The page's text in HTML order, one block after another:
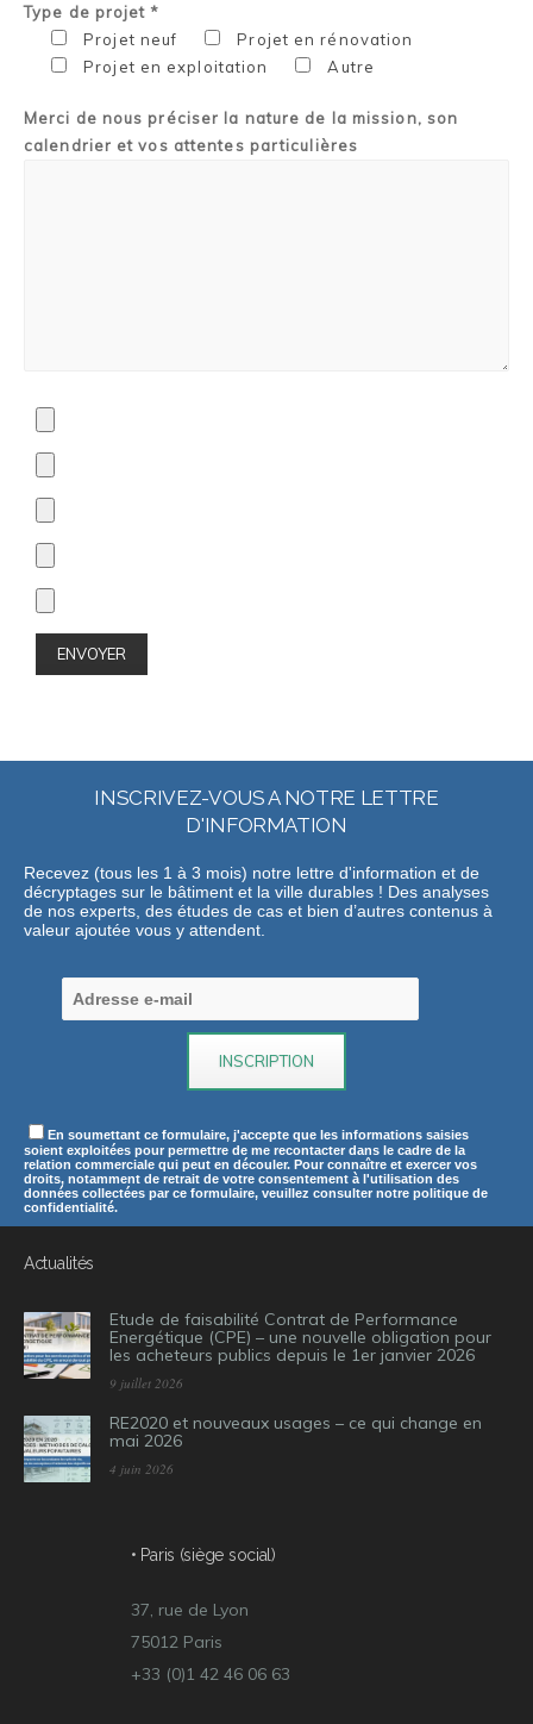
Type de projet *
Projet neuf
Projet en rénovation
Projet en exploitation
Autre
Merci de nous préciser la nature de la mission, son
calendrier et vos attentes particulières
INSCRIVEZ-VOUS A NOTRE LETTRE
D'INFORMATION
Recevez (tous les 1 à 3 mois) notre lettre d'information et de
décryptages sur le bâtiment et la ville durables ! Des analyses
de nos experts, des études de cas et bien d’autres contenus à
valeur ajoutée vous y attendent.
En soumettant ce formulaire, j'accepte que les informations saisies
soient exploitées pour permettre de me recontacter dans le cadre de la
relation commerciale qui peut en découler. Pour connaître et exercer vos
droits, notamment de retrait de votre consentement à l'utilisation des
données collectées par ce formulaire, veuillez consulter notre politique de
confidentialité.
Actualités
Etude de faisabilité Contrat de Performance
Energétique (CPE) – une nouvelle obligation pour
les acheteurs publics depuis le 1er janvier 2026
9 juillet 2026
RE2020 et nouveaux usages – ce qui change en
mai 2026
4 juin 2026
• Paris (siège social)
37, rue de Lyon
75012 Paris
+33 (0)1 42 46 06 63